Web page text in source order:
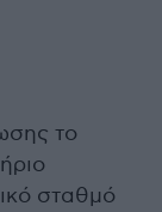
το
σταθμό